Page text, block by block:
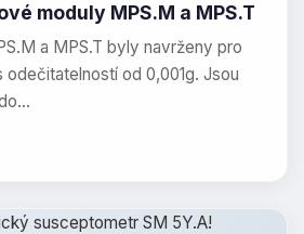
moduly MPS.M a MPS.T
a MPS.T byly navrženy pro
odečitatelností od 0,001g. Jsou